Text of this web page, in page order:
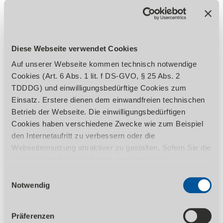
Diese Webseite verwendet Cookies
Auf unserer Webseite kommen technisch notwendige
Cookies (Art. 6 Abs. 1 lit. f DS-GVO, § 25 Abs. 2
TDDDG) und einwilligungsbedürftige Cookies zum
Einsatz. Erstere dienen dem einwandfreien technischen
Betrieb der Webseite. Die einwilligungsbedürftigen
Cookies haben verschiedene Zwecke wie zum Beispiel
den Internetaufritt zu verbessern oder die
Webseitennutzung attraktiver zu gestalten. Sofern Sie die
1 TDDDG erforderlich. Ihre erteilte Einwilligung können
Sie jederzeit durch Aufruf des Consent-Banners mit
Wirkung für die Zukunft widerrufen. Nähere Informationen
zu den einzelnen Cookies und die damit in Verbindung
Notwendig
Präferenzen
Vorhang
Allgemein
VPE
Preis
zzgl. Ust.
inkl. 19% Ust.
BESCHREIBUNG